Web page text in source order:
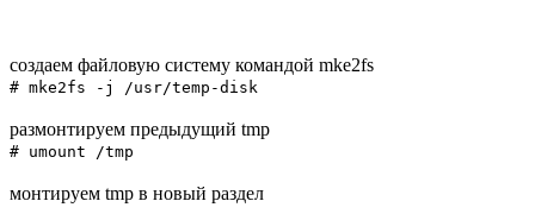
создаем файловую систему командой mke2fs
# mke2fs -j /usr/temp-disk
размонтируем предыдущий tmp
# umount /tmp
монтируем tmp в новый раздел